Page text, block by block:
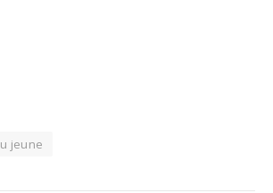
jeune